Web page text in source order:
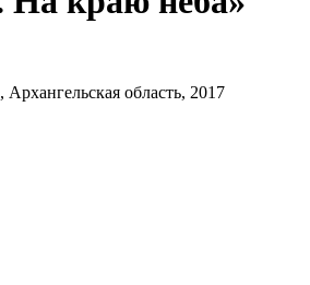
область, 2017